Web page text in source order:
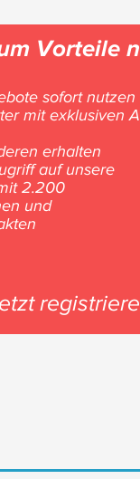
Vorteile
sofort nutzen
mit exklusiven
erhalten
auf unsere
2.200
und